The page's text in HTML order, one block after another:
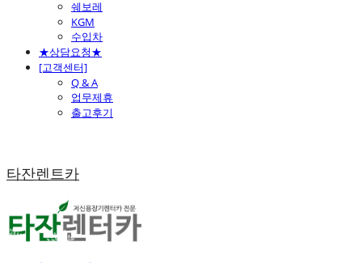
쉐보레
KGM
수입차
★상담요청★
[고객센터]
Q & A
업무제휴
출고후기
타잔렌트카